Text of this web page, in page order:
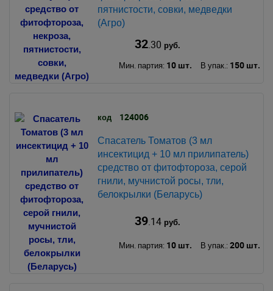
пятнистости, совки, медведки
(Агро)
32.30 руб.
Мин. партия: 10 шт. В упак.: 150 шт.
код 124006
Спасатель Томатов (3 мл
инсектицид + 10 мл прилипатель)
средство от фитофтороза, серой
гнили, мучнистой росы, тли,
белокрылки (Беларусь)
39.14руб.
Мин. партия: 10 шт. В упак.: 200 шт.